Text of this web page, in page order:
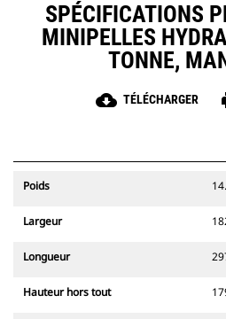
SPÉCIFICATIONS
MINIPELLES
TONNE,
cloud_download TÉLÉCHARGER
Poids
Largeur
Longueur
Hauteur hors tout